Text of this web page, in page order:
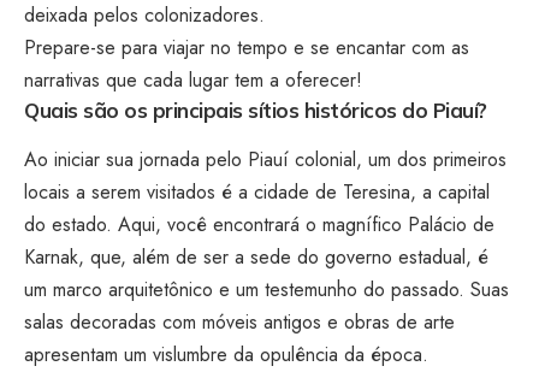
deixada pelos colonizadores.
Prepare-se para viajar no tempo e se encantar com as
narrativas que cada lugar tem a oferecer!
Quais são os principais sítios históricos do Piauí?
Ao iniciar sua jornada pelo Piauí colonial, um dos primeiros
locais a serem visitados é a cidade de Teresina, a capital
do estado. Aqui, você encontrará o magnífico Palácio de
Karnak, que, além de ser a sede do governo estadual, é
um marco arquitetônico e um testemunho do passado. Suas
salas decoradas com móveis antigos e obras de arte
apresentam um vislumbre da opulência da época.